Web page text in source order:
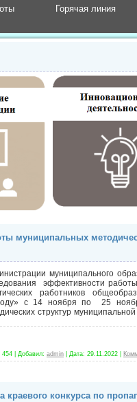
Горячая линия
муниципальных
муниципального
эффективности работы
работников
с 14 ноября по 25
структур
454 Добавил: admin Дата: 29.11.2022
краевого конкурса по